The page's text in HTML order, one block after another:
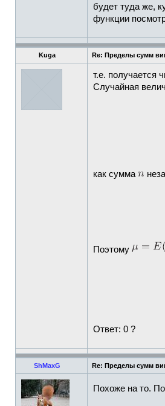
будет туда же,
функции
Kuga Re: Пределы сумм
т.е. получается
Случайная
как сумма
Поэтому
Ответ: 0 ?
ShMaxG Re: Пределы сумм
Похоже на то.